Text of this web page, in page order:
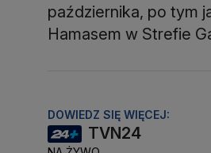
października, po tym
Hamasem w Strefie
DOWIEDZ SIĘ WIĘCEJ:
TVN24